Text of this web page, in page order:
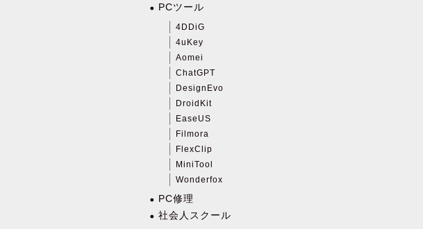
PCツール
4DDiG
4uKey
Aomei
ChatGPT
DesignEvo
DroidKit
EaseUS
Filmora
FlexClip
MiniTool
Wonderfox
PC修理
社会人スクール